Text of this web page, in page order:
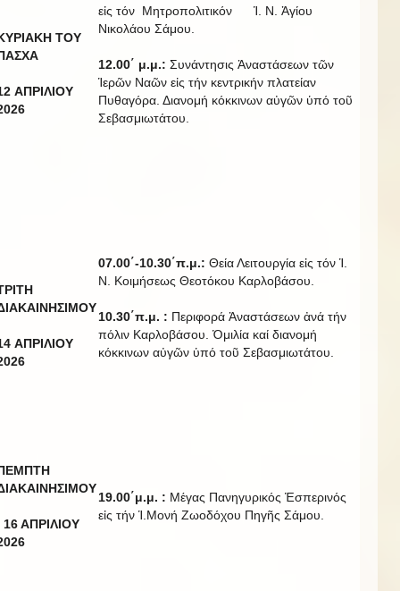
ΤΟΥ
ΑΠΡΙΛΙΟΥ
26
εἰς τόν Μητροπολιτικόν Ἱ. Ν. Ἁγίου
Νικολάου Σάμου.
12.00΄ μ.μ.: Συνάντησις Ἀναστάσεων τῶν
Ἱερῶν Ναῶν εἰς τήν κεντρικήν πλατείαν
Πυθαγόρα. Διανομή κόκκινων αὐγῶν ὑπό τοῦ
Σεβασμιωτάτου.
ΙΑΚΑΙΝΗΣΙΜΟΥ
ΑΠΡΙΛΙΟΥ
26
07.00΄-10.30΄π.μ.: Θεία Λειτουργία εἰς τόν Ἱ.
Ν. Κοιμήσεως Θεοτόκου Καρλοβάσου.
10.30΄π.μ. : Περιφορά Ἀναστάσεων ἀνά τήν
πόλιν Καρλοβάσου. Ὁμιλία καί διανομή
κόκκινων αὐγῶν ὑπό τοῦ Σεβασμιωτάτου.
ΑΠΡΙΛΙΟΥ
26
19.00΄μ.μ. : Μέγας Πανηγυρικός Ἑσπερινός
εἰς τήν Ἱ.Μονή Ζωοδόχου Πηγῆς Σάμου.